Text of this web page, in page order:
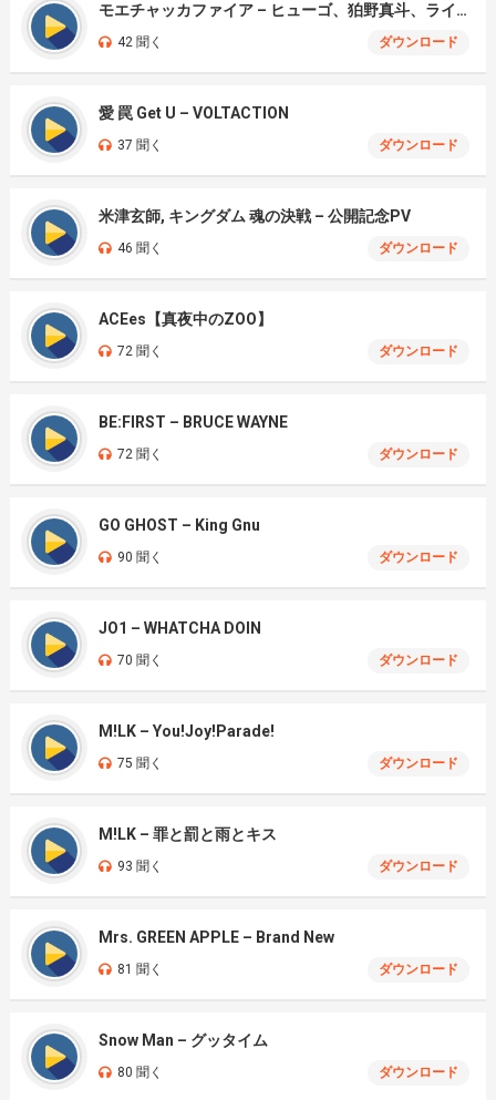
モエチャッカファイア – ヒューゴ、狛野真斗、ライト、セヴェリアン (Cover )
42 聞く ダウンロード
愛 罠 Get U – VOLTACTION
37 聞く ダウンロード
米津玄師, キングダム 魂の決戦 – 公開記念PV
46 聞く ダウンロード
ACEes【真夜中のZOO】
72 聞く ダウンロード
BE:FIRST – BRUCE WAYNE
72 聞く ダウンロード
GO GHOST – King Gnu
90 聞く ダウンロード
JO1 – WHATCHA DOIN
70 聞く ダウンロード
M!LK – You!Joy!Parade!
75 聞く ダウンロード
M!LK – 罪と罰と雨とキス
93 聞く ダウンロード
Mrs. GREEN APPLE – Brand New
81 聞く ダウンロード
Snow Man – グッタイム
80 聞く ダウンロード